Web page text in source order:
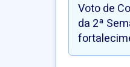
Voto de
da 2ª